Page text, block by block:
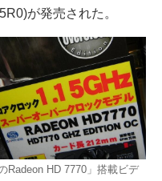
が発売された。
Radeon HD 7770」搭載ビデ